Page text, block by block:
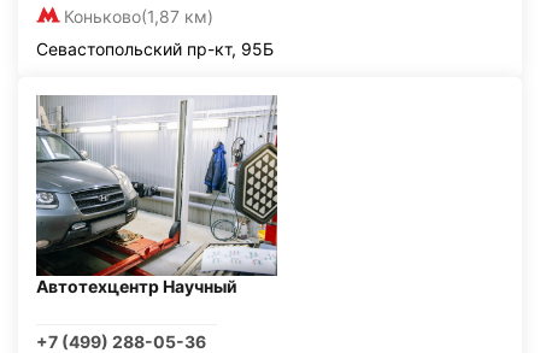
Коньково(1,87 км)
Севастопольский пр-кт, 95Б
Автотехцентр Научный
+7 (499) 288-05-36